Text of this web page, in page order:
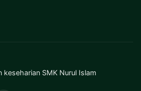
keseharian SMK Nurul Islam